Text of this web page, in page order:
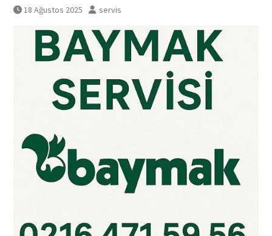
18 Ağustos 2025 servis